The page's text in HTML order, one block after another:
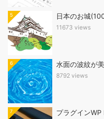
5 日本のお城
11673 views
6 水面の波紋が
8792 views
7 プラグイン